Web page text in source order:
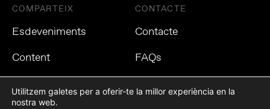
COMPARTEIX
Esdeveniments
Content
CONTACTE
Contacte
FAQs
Utilitzem galetes per a oferir-te la millor experiència en la
nostra web.